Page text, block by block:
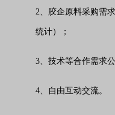
2、胶企原料采购需
统计）；
3、技术等合作需求
4、自由互动交流。